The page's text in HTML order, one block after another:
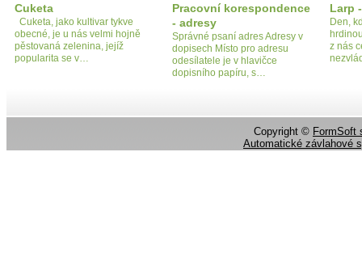
Cuketa
Cuketa, jako kultivar tykve
obecné, je u nás velmi hojně
pěstovaná zelenina, jejíž
popularita se v…
Pracovní korespondence
- adresy
Správné psaní adres Adresy v
dopisech Místo pro adresu
odesílatele je v hlavičce
dopisního papíru, s…
Larp
Den,
z nás
Copyright © FormSoft
Automatické závlahové